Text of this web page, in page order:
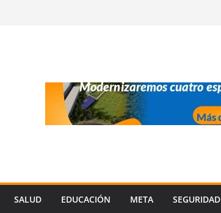
SALUD EDUCACIÓN META SEGURIDAD